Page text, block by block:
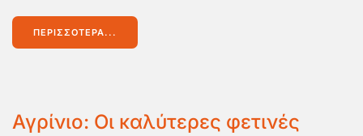
ΠΕΡΙΣΣΌΤΕΡΑ...
Αγρίνιο: Οι καλύτερες φετινές